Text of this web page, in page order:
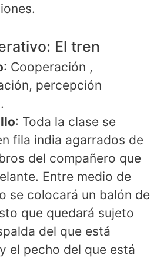
El tren
: Cooperación ,
percepción
: Toda la clase se
fila india agarrados de
del compañero que
Entre medio de
se colocará un balón de
que quedará sujeto
del que está
el pecho del que está